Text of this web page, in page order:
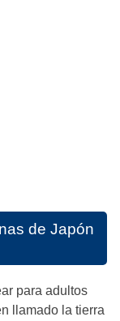
de Japón
para adultos
llamado la tierra